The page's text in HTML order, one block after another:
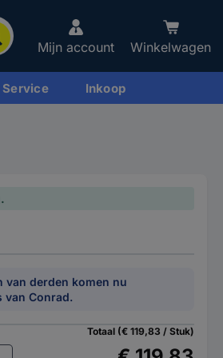
Mijn account Winkelwagen
Service Inkoop
van derden komen nu
van Conrad.
Totaal (€ 119,83 / Stuk)